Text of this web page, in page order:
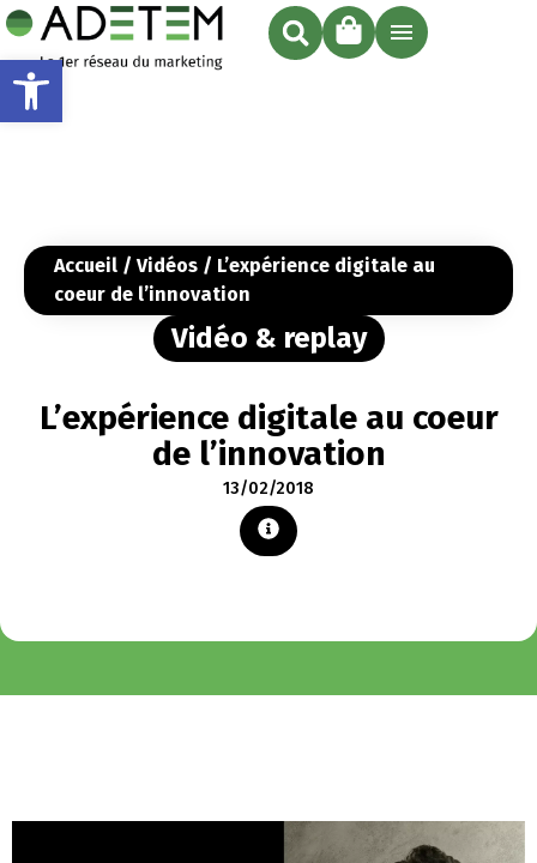
Ouvrir la barre d’outils
Accueil / Vidéos / L’expérience digitale au
coeur de l’innovation
Vidéo & replay
L’expérience digitale au coeur
de l’innovation
13/02/2018